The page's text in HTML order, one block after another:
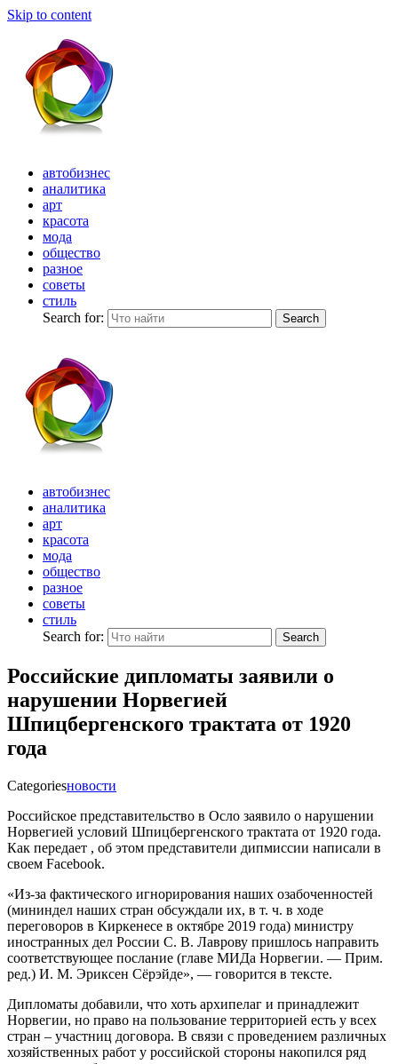
Skip to content
автобизнес
аналитика
арт
красота
мода
общество
разное
советы
стиль
Search for:
Search
автобизнес
аналитика
арт
красота
мода
общество
разное
советы
стиль
Search for:
Search
Российские дипломаты заявили о
нарушении Норвегией
Шпицбергенского трактата от 1920
года
Categoriesновости
Российское представительство в Осло заявило о нарушении
Норвегией условий Шпицбергенского трактата от 1920 года.
Как передает , об этом представители дипмиссии написали в
своем Facebook.
«Из-за фактического игнорирования наших озабоченностей
(мининдел наших стран обсуждали их, в т. ч. в ходе
переговоров в Киркенесе в октябре 2019 года) министру
иностранных дел России С. В. Лаврову пришлось направить
соответствующее послание (главе МИДа Норвегии. — Прим.
ред.) И. М. Эриксен Сёрэйде», — говорится в тексте.
Дипломаты добавили, что хоть архипелаг и принадлежит
Норвегии, но право на пользование территорией есть у всех
стран – участниц договора. В связи с проведением различных
хозяйственных работ у российской стороны накопился ряд